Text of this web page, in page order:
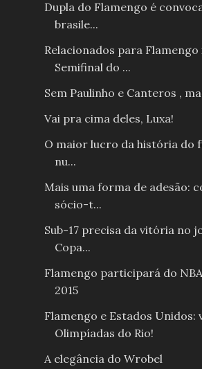
Dupla do Flamengo é
brasile...
Relacionados para Flamengo
Semifinal do ...
Sem Paulinho e Canteros ,
Vai pra cima deles, Luxa!
O maior lucro da história do
nu...
Mais uma forma de adesão:
sócio-t...
Sub-17 precisa da vitória no
Copa...
Flamengo participará do
2015
Flamengo e Estados Unidos:
Olimpíadas do Rio!
A elegância do Wrobel